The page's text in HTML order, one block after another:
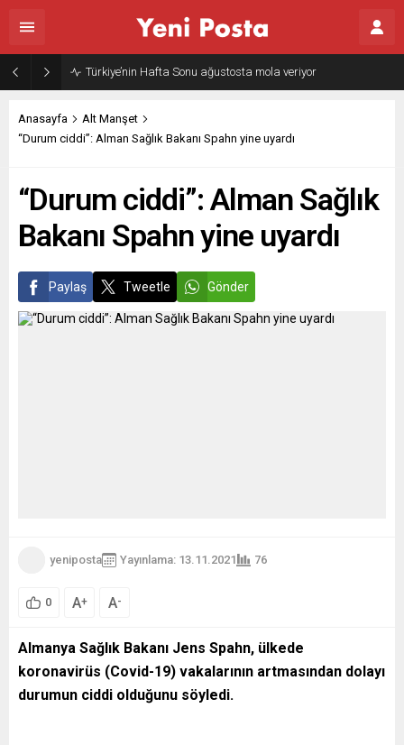
Türkiye’nin Hafta Sonu ağustosta mola veriyor
Anasayfa
Alt Manşet
“Durum ciddi”: Alman Sağlık Bakanı Spahn yine uyardı
“Durum ciddi”: Alman Sağlık
Bakanı Spahn yine uyardı
Paylaş Tweetle Gönder
yeniposta Yayınlama: 13.11.2021 76
0 A+ A-
Almanya Sağlık Bakanı Jens Spahn, ülkede
koronavirüs (Covid-19) vakalarının artmasından dolayı
durumun ciddi olduğunu söyledi.